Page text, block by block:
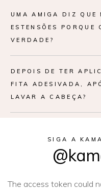
UMA AMIGA DIZ QUE
ESTENSÕES
VERDADE?
DEPOIS DE TER
FITA ADESIVADA,
LAVAR A CABEÇA?
SIGA A
The access token could